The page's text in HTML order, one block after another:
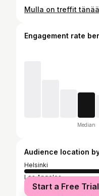
Engagement rate
Median
Audience location
Helsinki
Los Angeles
Tampere
Start a Free